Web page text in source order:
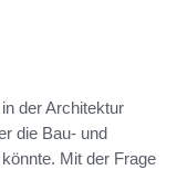
der Architektur
die Bau- und
Mit der Frage